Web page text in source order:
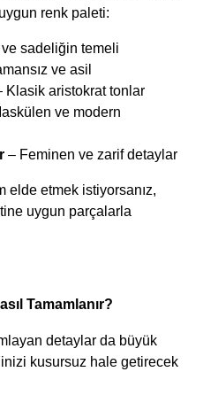
renk paleti:
ve sadeliğin temeli
ve asil
Klasik aristokrat tonlar
ve modern
– Feminen ve zarif detaylar
elde etmek istiyorsanız,
uygun parçalarla
Tamamlanır?
detaylar da büyük
kusursuz hale getirecek